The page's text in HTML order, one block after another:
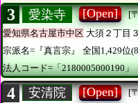
3 愛染寺 [Open]
[
愛知県名古屋市中区 大須２丁目
宗派名=『真言宗』
全国1,429位
法人コード=「2180005000190」
4 安清院 [Open]
[